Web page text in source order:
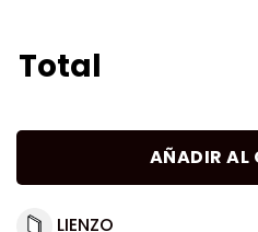
Total
AÑADIR AL
LIENZO